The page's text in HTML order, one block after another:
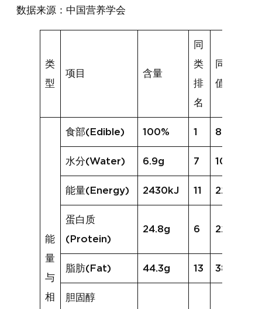
数据来源：中国营养学会
类
型
项目 含量
同
类
排
名
同类均
值
能
量
与
相
食部(Edible) 100% 1 80%
水分(Water) 6.9g 7 10.4g
能量(Energy) 2430kJ 11 2237kJ
蛋白质
(Protein)
24.8g 6 22.4g
脂肪(Fat) 44.3g 13 38.8g
胆固醇